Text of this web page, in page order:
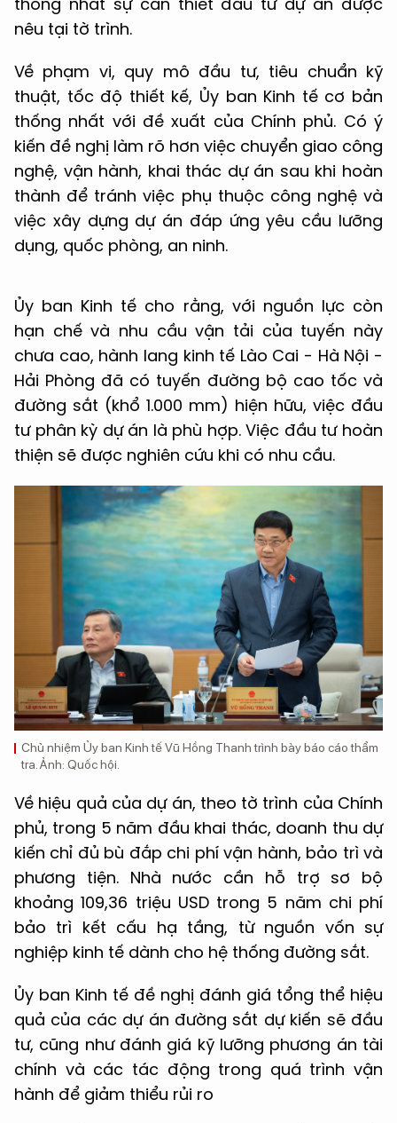
nêu tại tờ trình.
Về phạm vi, quy mô đầu tư, tiêu chuẩn kỹ
thuật, tốc độ thiết kế, Ủy ban Kinh tế cơ bản
thống nhất với đề xuất của Chính phủ. Có ý
kiến đề nghị làm rõ hơn việc chuyển giao công
nghệ, vận hành, khai thác dự án sau khi hoàn
thành để tránh việc phụ thuộc công nghệ và
việc xây dựng dự án đáp ứng yêu cầu lưỡng
dụng, quốc phòng, an ninh.
Ủy ban Kinh tế cho rằng, với nguồn lực còn
hạn chế và nhu cầu vận tải của tuyến này
chưa cao, hành lang kinh tế Lào Cai - Hà Nội -
Hải Phòng đã có tuyến đường bộ cao tốc và
đường sắt (khổ 1.000 mm) hiện hữu, việc đầu
tư phân kỳ dự án là phù hợp. Việc đầu tư hoàn
thiện sẽ được nghiên cứu khi có nhu cầu.
Chủ nhiệm Ủy ban Kinh tế Vũ Hồng Thanh trình bày báo cáo thẩm
tra. Ảnh: Quốc hội.
Về hiệu quả của dự án, theo tờ trình của Chính
phủ, trong 5 năm đầu khai thác, doanh thu dự
kiến chỉ đủ bù đắp chi phí vận hành, bảo trì và
phương tiện. Nhà nước cần hỗ trợ sơ bộ
khoảng 109,36 triệu USD trong 5 năm chi phí
bảo trì kết cấu hạ tầng, từ nguồn vốn sự
nghiệp kinh tế dành cho hệ thống đường sắt.
Ủy ban Kinh tế đề nghị đánh giá tổng thể hiệu
quả của các dự án đường sắt dự kiến sẽ đầu
tư, cũng như đánh giá kỹ lưỡng phương án tài
chính và các tác động trong quá trình vận
hành để giảm thiểu rủi ro